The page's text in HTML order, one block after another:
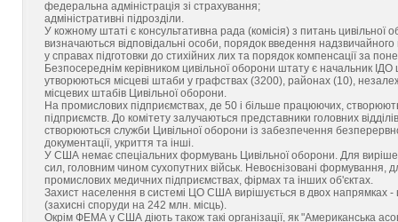
федеральна адміністрація зі страхування;
адміністративні підрозділи.
У кожному штаті є консультативна рада (комісія) з питань
визначаються відповідальні особи, порядок введення
у справах підготовки до стихійних лих та порядок компенсації за
Безпосереднім керівником цивільної оборони штату є начальник
утворюються місцеві штаби у графствах (3200), районах (10),
місцевих штабів Цивільної оборони.
На промислових підприємствах, де 50 і більше працюючих,
підприємств. До комітету залучаються представники головних
створюються служби Цивільної оборони із забезпечення
документації, укриття та інші.
У США немає спеціальних формувань Цивільної оборони. Для
сил, головним чином сухопутних військ. Невоєнізовані
промислових медичних підприємствах, фірмах та інших об'єктах.
Захист населення в системі ЦО США вирішується в двох напрямках
(захисні споруди на 242 млн. місць).
Окрім ФЕМА у США діють також такі організації, як "Американська